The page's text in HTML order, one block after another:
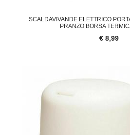
SCALDAVIVANDE ELETTRICO
PRANZO BORSA
€ 8,99